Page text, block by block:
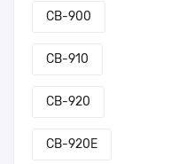
CB-900
CB-910
CB-920
CB-920E